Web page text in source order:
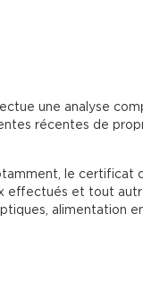
une analyse
récentes de
le certificat
effectués et tout
alimentation